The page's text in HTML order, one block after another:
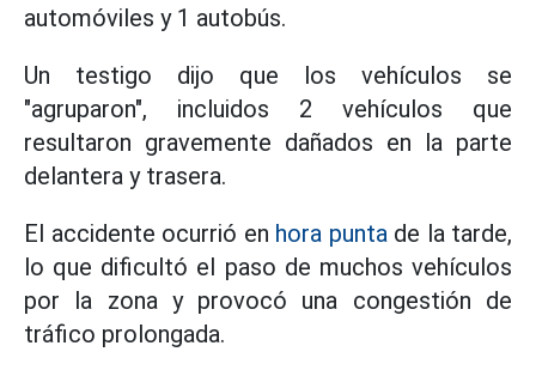
automóviles y 1 autobús.
Un testigo dijo que los vehículos se
"agruparon", incluidos 2 vehículos que
resultaron gravemente dañados en la parte
delantera y trasera.
El accidente ocurrió en hora puntade la tarde,
lo que dificultó el paso de muchos vehículos
por la zona y provocó una congestión de
tráfico prolongada.